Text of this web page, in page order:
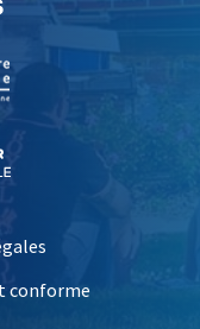
, Ouvre une nouvelle
conforme